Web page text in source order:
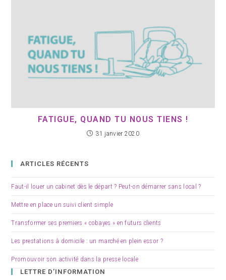
FATIGUE, QUAND TU NOUS TIENS !
31 janvier 2020
ARTICLES RÉCENTS
Faut-il louer un cabinet dès le départ ? Peut-on démarrer sans local ?
Mettre en place un suivi client simple
Transformer ses premiers « cobayes » en futurs clients
Les prestations à domicile : un marché en plein essor ?
Promouvoir son activité dans la presse locale
LETTRE D’INFORMATION